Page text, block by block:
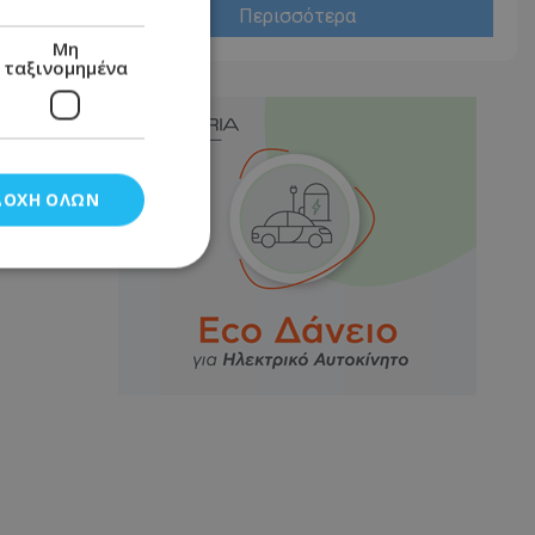
Περισσότερα
Μη
ταξινομημένα
ΌΛΩΝ
και τη
του χρήστη
και